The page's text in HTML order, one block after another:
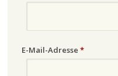
E-Mail-Adresse *